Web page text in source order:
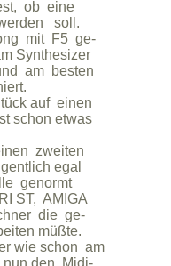
ob  eine
soll.
mit  F5  ge-
Synthesizer
am  besten
auf  einen
schon etwas
zweiten
egal
genormt
ST,  AMIGA
die  ge-
müßte.
wie schon  am